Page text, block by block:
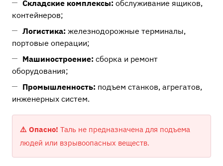
Складские комплексы: обслуживание ящиков,
контейнеров;
Логистика: железнодорожные терминалы,
портовые операции;
Машиностроение: сборка и ремонт
оборудования;
Промышленность: подъем станков, агрегатов,
инженерных систем.
⚠️ Опасно! Таль не предназначена для подъема
людей или взрывоопасных веществ.